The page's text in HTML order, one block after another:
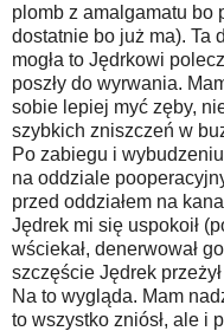
plomb z amalgamatu bo
dostatnie bo już ma). Ta
mogła to Jędrkowi
poszły do wyrwania.
sobie lepiej myć zęby,
szybkich zniszczeń w
Po zabiegu i
na oddziale
przed oddziałem na
Jędrek mi się uspokoił
wściekał, denerwował
szczęście Jędrek
Na to wygląda. Mam
to wszystko zniósł, ale i